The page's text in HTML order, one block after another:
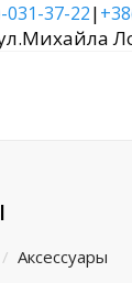
031-37-22|
Аксессуары